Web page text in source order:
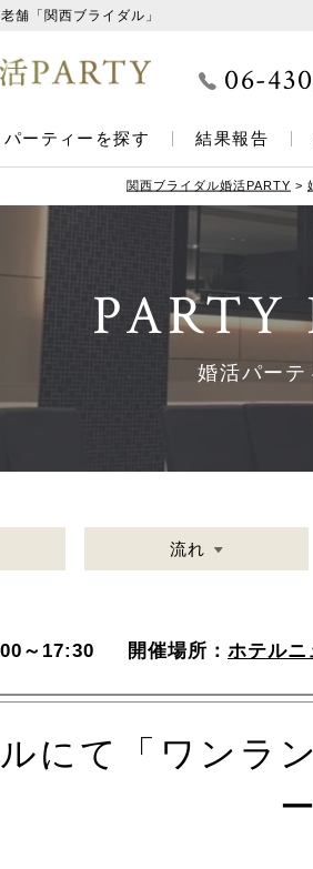
舗「関西ブライダル」
06-
パーティーを探す 結果報告
関西ブライダル婚活PARTY >
PARTY
婚活パーテ
流れ
～17:30 開催場所： ホテルニ
にて「ワンラ